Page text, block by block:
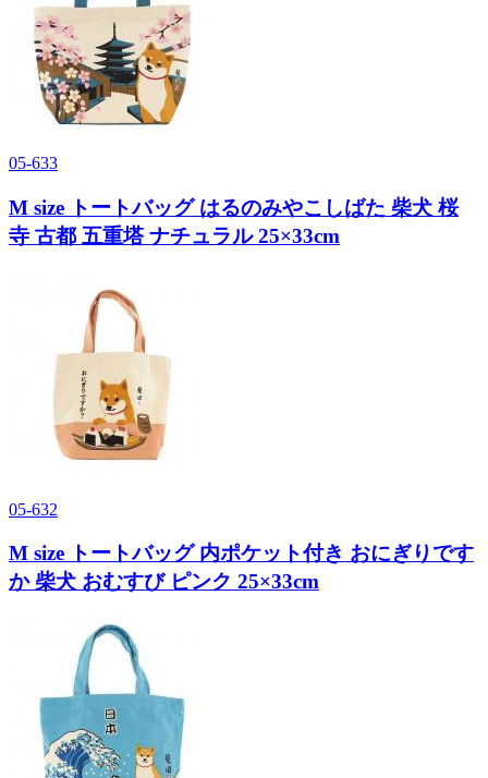
05-633
M size トートバッグ はるのみやこしばた 柴犬 桜
寺 古都 五重塔 ナチュラル 25×33cm
05-632
M size トートバッグ 内ポケット付き おにぎりです
か 柴犬 おむすび ピンク 25×33cm